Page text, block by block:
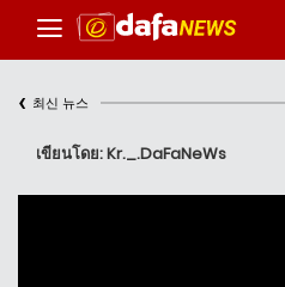
‹ 최신 뉴스
เขียนโดย: Kr._.DaFaNeWs